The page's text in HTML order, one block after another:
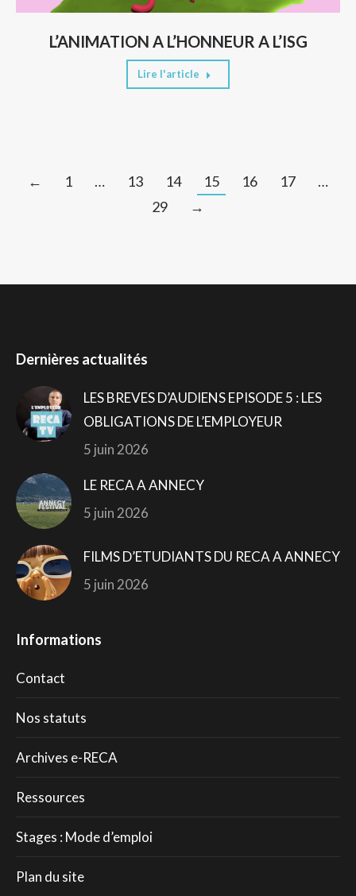
L’ANIMATION A L’HONNEUR A L’ISG
Lire l'article
← 1 … 13 14 15 16 17
…
29
→
Dernières actualités
LES BREVES D’AUDIENS EPISODE 5 : LES
OBLIGATIONS DE L’EMPLOYEUR
5 juin 2026
LE RECA A ANNECY
5 juin 2026
FILMS D’ETUDIANTS DU RECA A ANNECY
5 juin 2026
Informations
Contact
Nos statuts
Archives e-RECA
Ressources
Stages : Mode d’emploi
Plan du site